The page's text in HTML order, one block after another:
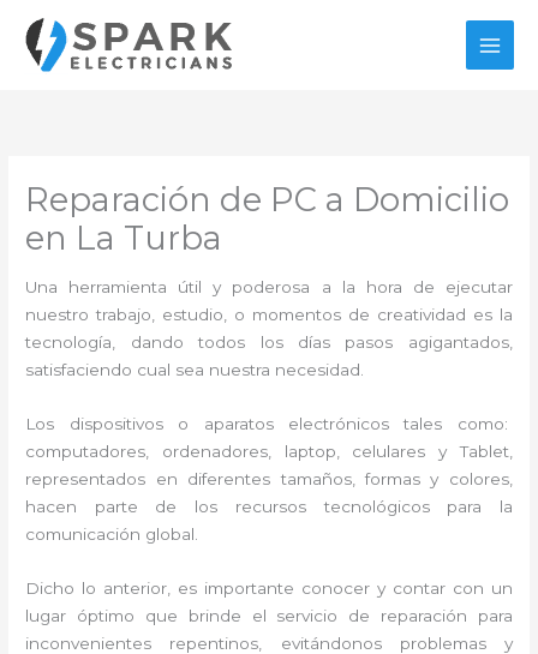
contenido
Reparación de PC a Domicilio
en La Turba
Una herramienta útil y poderosa a la hora de ejecutar
nuestro trabajo, estudio, o momentos de creatividad es la
tecnología, dando todos los días pasos agigantados,
satisfaciendo cual sea nuestra necesidad.
Los dispositivos o aparatos electrónicos tales como:
computadores, ordenadores, laptop, celulares y Tablet,
representados en diferentes tamaños, formas y colores,
hacen parte de los recursos tecnológicos para la
comunicación global.
Dicho lo anterior, es importante conocer y contar con un
lugar óptimo que brinde el servicio de reparación
para
inconvenientes repentinos, evitándonos problemas y